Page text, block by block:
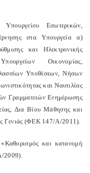
Εσωτερικών,
στα Υπουργεία α)
και Ηλεκτρονικής
Οικονομίας,
Υποθέσεων, Νήσων
και Ναυτιλίας
Γραμματειών Ενημέρωσης
Δια Βίου Μάθησης και
Γενιάς (ΦΕΚ 147/Α/2011).
και κατανομή
2009).